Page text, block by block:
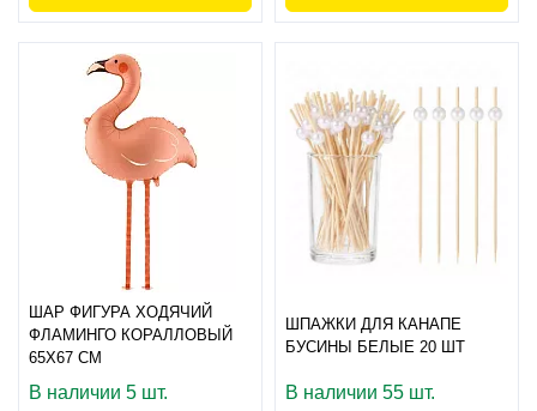
ШАР ФИГУРА ХОДЯЧИЙ
ФЛАМИНГО КОРАЛЛОВЫЙ
65Х67 СМ
В наличии 5 шт.
ШПАЖКИ ДЛЯ КАНАПЕ
БУСИНЫ БЕЛЫЕ 20 ШТ
В наличии 55 шт.